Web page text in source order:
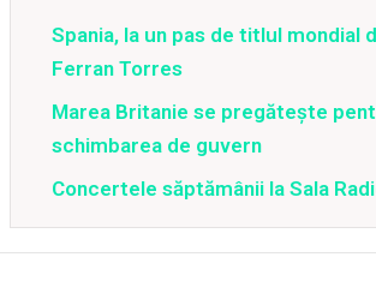
Spania, la un pas de titlul mondial
Ferran Torres
Marea Britanie se pregătește
schimbarea de guvern
Concertele săptămânii la Sala